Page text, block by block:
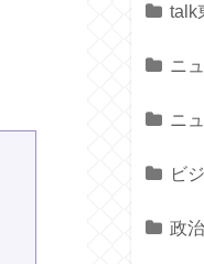
talk
ニ
ニ
ビ
政